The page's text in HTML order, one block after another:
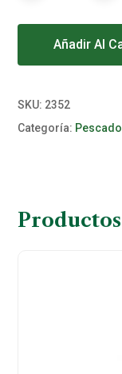
Añadir Al
SKU: 2352
Categoría: